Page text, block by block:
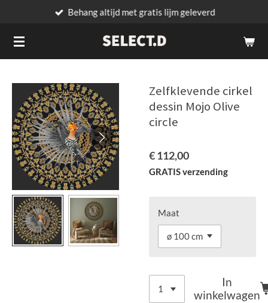
naar
Behang altijd met gratis lijm geleverd
Zelfklevende cirkel
dessin Mojo Olive
circle
€ 112,00
GRATIS verzending
Maat
In
winkelwagen